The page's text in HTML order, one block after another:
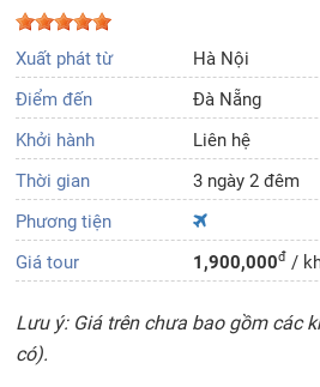
Xuất phát từ
Hà Nội
Điểm đến
Đà Nẵng
Khởi hành
Liên hệ
Thời gian
3 ngày 2 đêm
Phương tiện
Giá tour
1,900,000đ /
Lưu ý: Giá trên chưa bao gồm các
có).